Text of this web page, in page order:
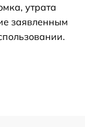
утрата
заявленным